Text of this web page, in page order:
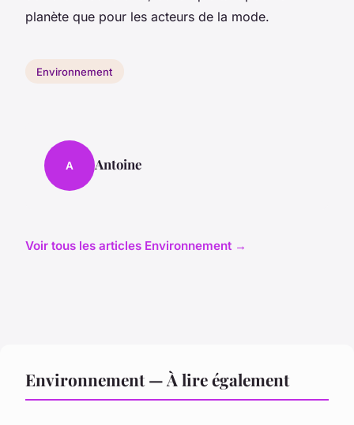
planète que pour les acteurs de la mode.
Environnement
A Antoine
Voir tous les articles Environnement →
Environnement — À lire également